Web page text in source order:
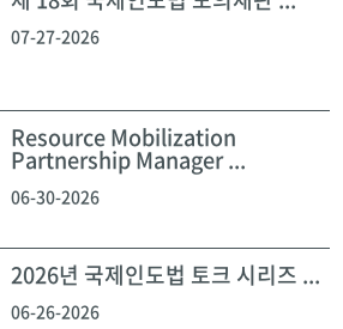
07-27-2026
Resource Mobilization
Partnership Manager ...
06-30-2026
2026년 국제인도법 토크 시리즈 ...
06-26-2026